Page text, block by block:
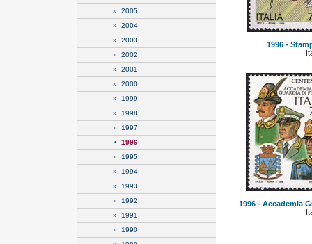
» 2005
» 2004
» 2003
» 2002
» 2001
» 2000
» 1999
» 1998
» 1997
• 1996
» 1995
» 1994
» 1993
» 1992
» 1991
» 1990
1996 -
1996 - Accademia